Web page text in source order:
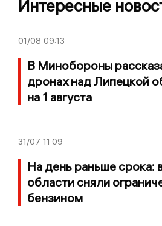
Интересные
01/08 09:13
В Минобороны
дронах над Липецкой
на 1 августа
31/07 11:09
На день раньше срока:
области сняли
бензином